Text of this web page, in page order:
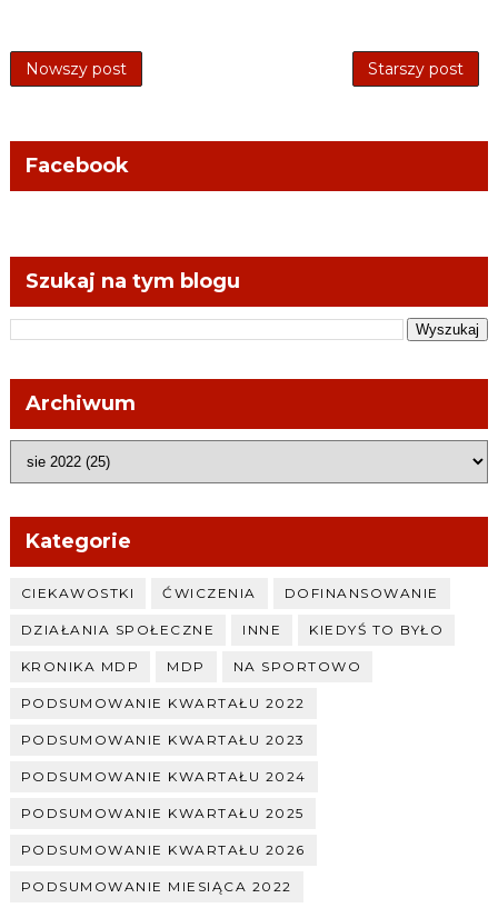
Nowszy post Starszy post
Facebook
Szukaj na tym blogu
Archiwum
Kategorie
CIEKAWOSTKI ĆWICZENIA DOFINANSOWANIE
DZIAŁANIA SPOŁECZNE INNE KIEDYŚ TO BYŁO
KRONIKA MDP MDP NA SPORTOWO
PODSUMOWANIE KWARTAŁU 2022
PODSUMOWANIE KWARTAŁU 2023
PODSUMOWANIE KWARTAŁU 2024
PODSUMOWANIE KWARTAŁU 2025
PODSUMOWANIE KWARTAŁU 2026
PODSUMOWANIE MIESIĄCA 2022